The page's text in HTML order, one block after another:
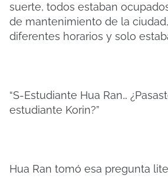
suerte, todos estaban
de mantenimiento de la
diferentes horarios y solo
“S-Estudiante Hua Ran…
estudiante Korin?”
Hua Ran tomó esa pregunta